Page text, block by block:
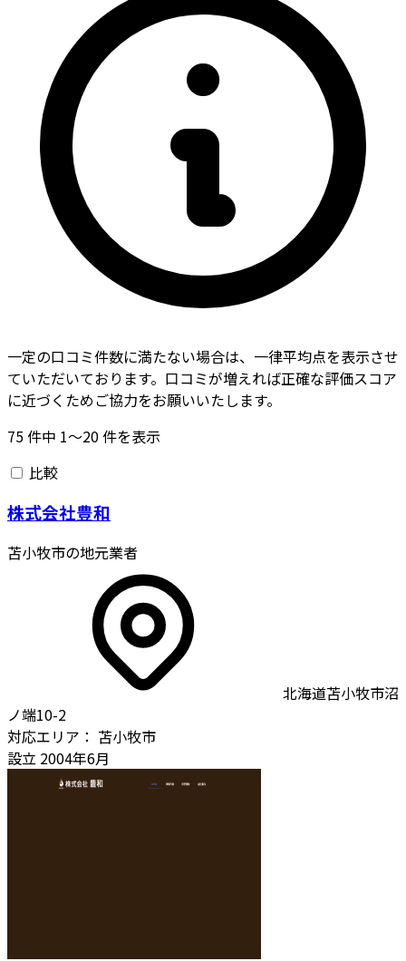
一定の口コミ件数に満たない場合は、一律平均点を表示させ
ていただいております。口コミが増えれば正確な評価スコア
に近づくためご協力をお願いいたします。
75件中 1〜20件を表示
比較
株式会社豊和
苫小牧市の地元業者
北海道苫小牧市沼
ノ端10-2
対応エリア： 苫小牧市
設立 2004年6月